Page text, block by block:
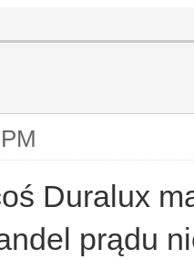
Duralux
prądu